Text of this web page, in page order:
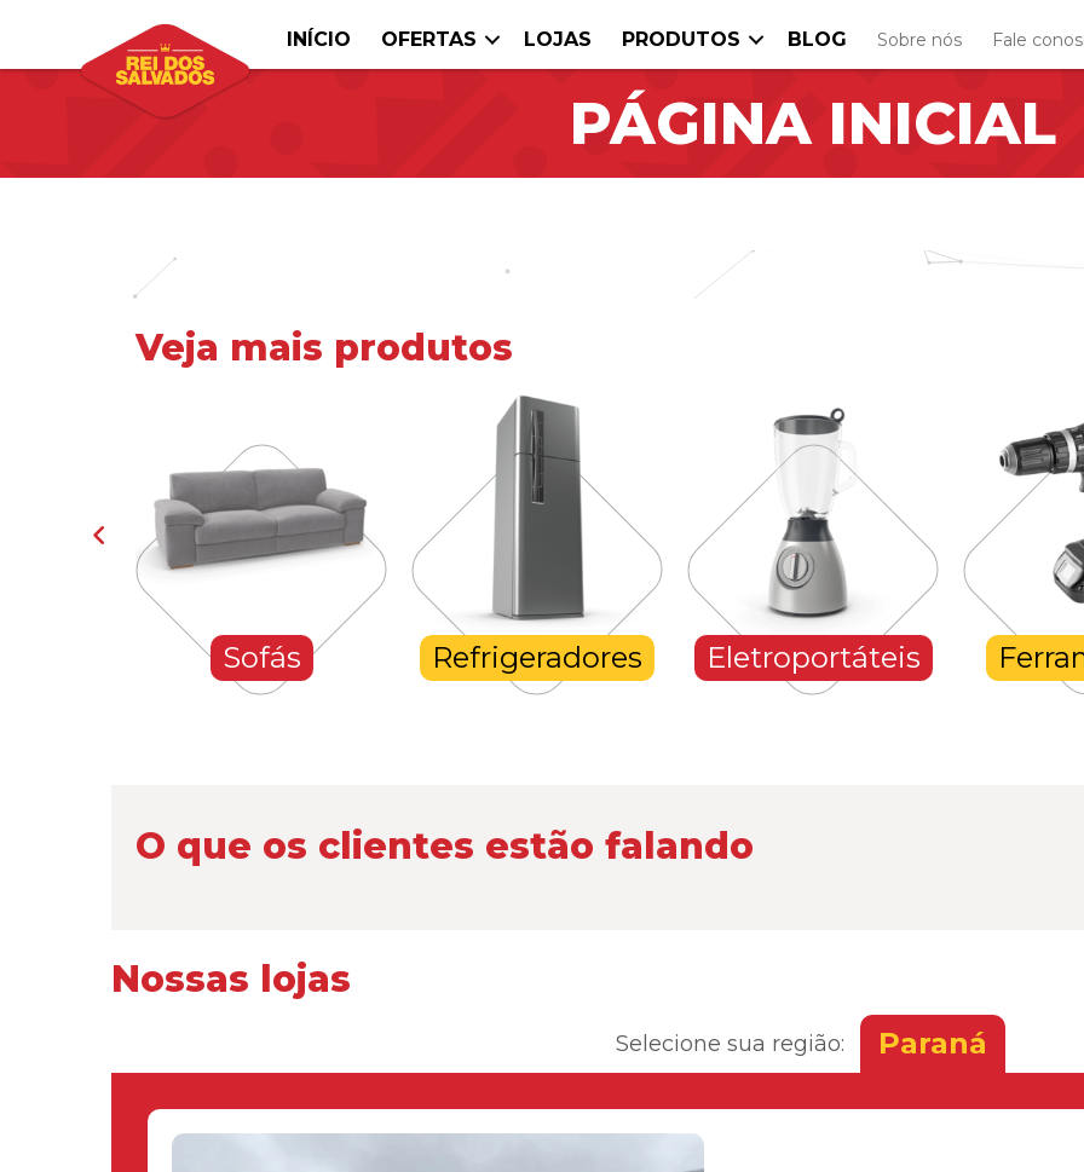
INÍCIO OFERTAS LOJAS PRODUTOS BLOG Sobre nós Fale
PÁGINA INICIAL
Veja mais produtos
Sofás Refrigeradores Eletroportáteis
O que os clientes estão falando
Nossas lojas
Selecione sua região: Paraná